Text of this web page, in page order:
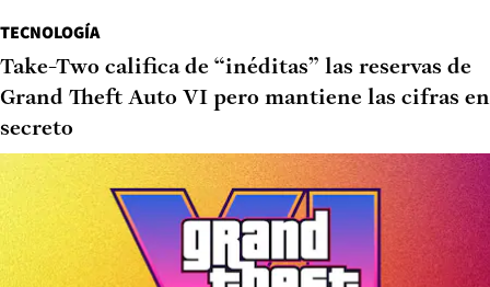
TECNOLOGÍA
Take-Two califica de “inéditas” las reservas de
Grand Theft Auto VI pero mantiene las cifras en
secreto